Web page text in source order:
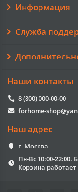
Информация
Служба
Наши контакты
8 (800) 000-00-00
forhome-
Наш адрес
г. Москва
Пн-Вс 10:00-22:00.
Корзина работает